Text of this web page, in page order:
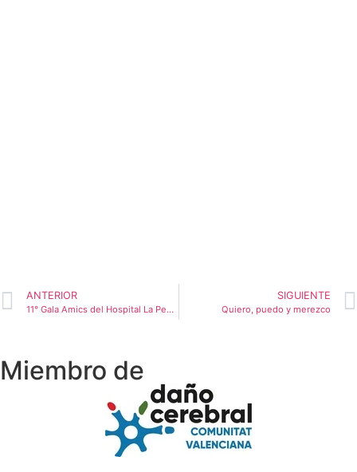
ANTERIOR
11° Gala Amics del Hospital La Pedrera.
SIGUIENTE
Quiero, puedo y merezco
Miembro de